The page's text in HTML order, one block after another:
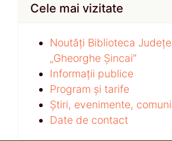
Cele mai vizitate
Noutăți Biblioteca
„Gheorghe Șincai”
Informații publice
Program și tarife
Știri, evenimente,
Date de contact